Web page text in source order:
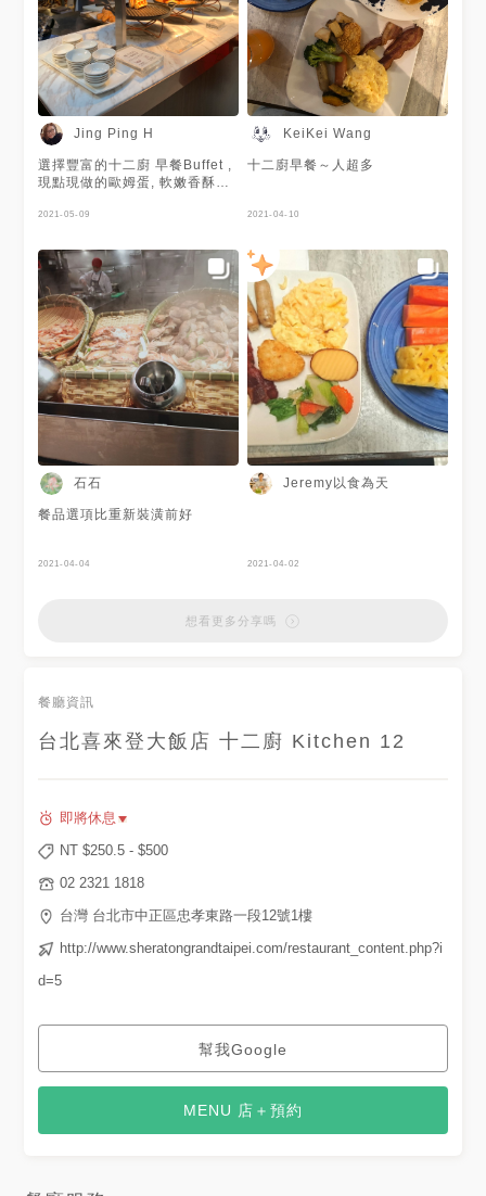
Jing Ping H
選擇豐富的十二廚 早餐Buffet ,
現點現做的歐姆蛋, 軟嫩香酥的
珠丸子燒賣和叉燒包, 健康取向
2021-05-09
KeiKei Wang
十二廚早餐～人超多
2021-04-10
石石
餐品選項比重新裝潢前好
2021-04-04
Jeremy以食為天
2021-04-02
想看更多分享嗎
餐廳資訊
台北喜來登大飯店 十二廚 Kitchen 12
即將休息
NT $250.5 - $500
02 2321 1818
台灣 台北市中正區忠孝東路一段12號1樓
http://www.sheratongrandtaipei.com/restaurant_content.php?i
d=5
幫我Google
MENU 店＋預約